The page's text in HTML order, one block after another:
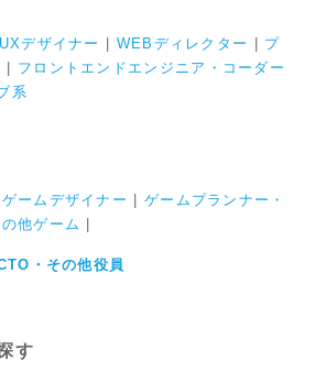
デザイナー
WEBディレクター
プ
フロントエンドエンジニア・コーダー
系
ゲームデザイナー | ゲームプランナー・
他ゲーム |
・その他役員
す